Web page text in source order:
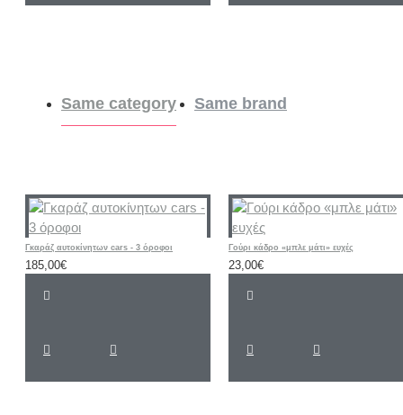
Same category Same brand
Γκαράζ αυτοκίνητων cars - 3 όροφοι
185,00€
Γούρι κάδρο «μπλε μάτι» ευχές
23,00€